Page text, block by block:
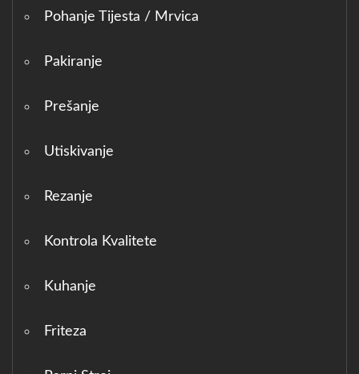
Pohanje Tijesta / Mrvica
Pakiranje
Prešanje
Utiskivanje
Rezanje
Kontrola Kvalitete
Kuhanje
Friteza